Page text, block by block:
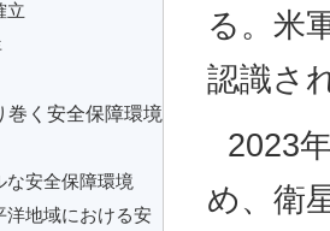
立
く安全保障環境
安全保障環境
地域における安
る。米
認識さ
2023
め、衛